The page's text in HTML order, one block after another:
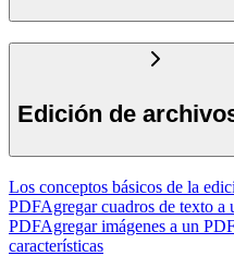
Edición de
Los conceptos básicos de la
PDFAgregar cuadros de texto a
PDFAgregar imágenes a un
características